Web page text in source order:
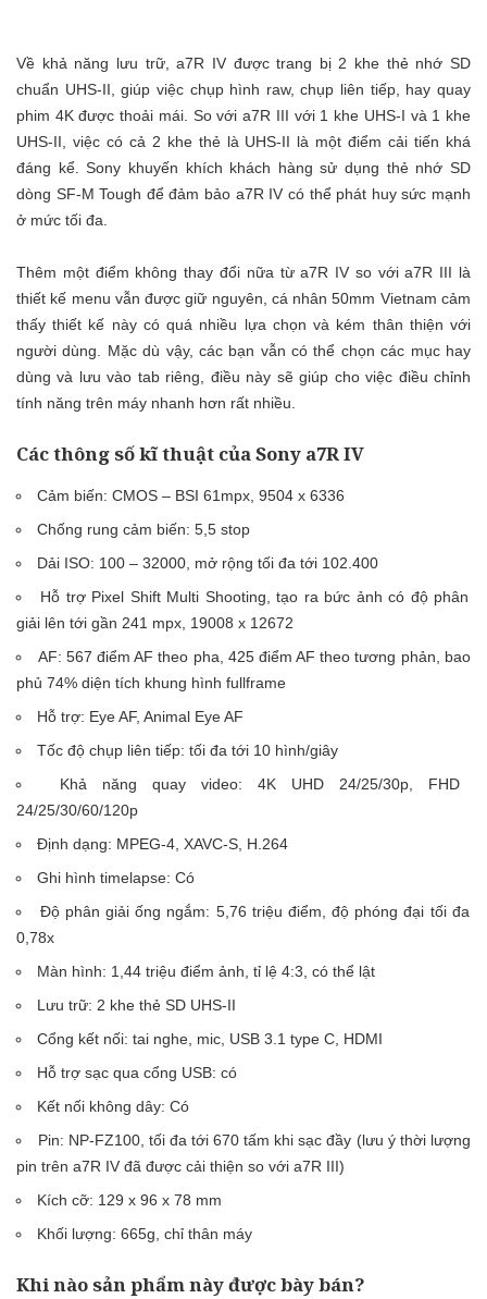
Về khả năng lưu trữ, a7R IV được trang bị 2 khe thẻ nhớ SD
chuẩn UHS-II, giúp việc chụp hình raw, chụp liên tiếp, hay quay
phim 4K được thoải mái. So với a7R III với 1 khe UHS-I và 1 khe
UHS-II, việc có cả 2 khe thẻ là UHS-II là một điểm cải tiến khá
đáng kể. Sony khuyến khích khách hàng sử dụng thẻ nhớ SD
dòng SF-M Tough để đảm bảo a7R IV có thể phát huy sức mạnh
ở mức tối đa.
Thêm một điểm không thay đổi nữa từ a7R IV so với a7R III là
thiết kế menu vẫn được giữ nguyên, cá nhân 50mm Vietnam cảm
thấy thiết kế này có quá nhiều lựa chọn và kém thân thiện với
người dùng. Mặc dù vậy, các bạn vẫn có thể chọn các mục hay
dùng và lưu vào tab riêng, điều này sẽ giúp cho việc điều chỉnh
tính năng trên máy nhanh hơn rất nhiều.
Các thông số kĩ thuật của Sony a7R IV
Cảm biến: CMOS – BSI 61mpx, 9504 x 6336
Chống rung cảm biến: 5,5 stop
Dải ISO: 100 – 32000, mở rộng tối đa tới 102.400
Hỗ trợ Pixel Shift Multi Shooting, tạo ra bức ảnh có độ phân
giải lên tới gần 241 mpx, 19008 x 12672
AF: 567 điểm AF theo pha, 425 điểm AF theo tương phản, bao
phủ 74% diện tích khung hình fullframe
Hỗ trợ: Eye AF, Animal Eye AF
Tốc độ chụp liên tiếp: tối đa tới 10 hình/giây
Khả năng quay video: 4K UHD 24/25/30p, FHD
24/25/30/60/120p
Định dạng: MPEG-4, XAVC-S, H.264
Ghi hình timelapse: Có
Độ phân giải ống ngắm: 5,76 triệu điểm, độ phóng đại tối đa
0,78x
Màn hình: 1,44 triệu điểm ảnh, tỉ lệ 4:3, có thể lật
Lưu trữ: 2 khe thẻ SD UHS-II
Cổng kết nối: tai nghe, mic, USB 3.1 type C, HDMI
Hỗ trợ sạc qua cổng USB: có
Kết nối không dây: Có
Pin: NP-FZ100, tối đa tới 670 tấm khi sạc đầy (lưu ý thời lượng
pin trên a7R IV đã được cải thiện so với a7R III)
Kích cỡ: 129 x 96 x 78 mm
Khối lượng: 665g, chỉ thân máy
Khi nào sản phẩm này được bày bán?